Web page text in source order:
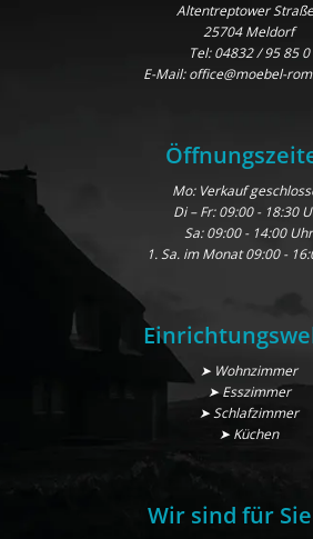
Altentreptower
25704 Meldorf
Tel:04832 / 95 85 0
E-Mail:office@moebel-
Mo: Verkauf
Di – Fr: 09:00 - 18:30
Sa: 09:00 - 14:00 Uhr
1. Sa. im Monat 09:00 -
➤ Wohnzimmer
➤ Esszimmer
➤ Schlafzimmer
➤ Küchen
Wir sind für